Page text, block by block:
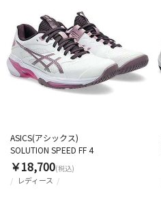
レディース
ASICS(アシックス)
SOLUTION SPEED FF 4
￥18,700(税込)